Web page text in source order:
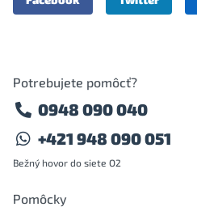
Potrebujete pomôcť?
0948 090 040
+421 948 090 051
Bežný hovor do siete O2
Pomôcky